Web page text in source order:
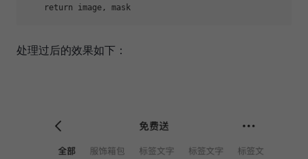
return
处理过后的效果如下：